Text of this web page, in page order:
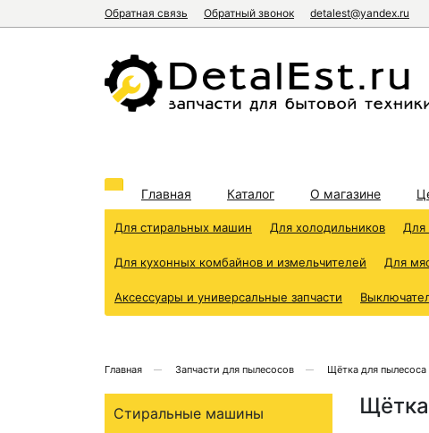
Обратная связь Обратный звонок detalest@yandex.ru
Главная Каталог О магазине
Для стиральных машин Для холодильников Для
Для кухонных комбайнов и измельчителей Для
Аксессуары и универсальные запчасти
Главная Запчасти для пылесосов Щётка для пылесоса
Стиральные машины